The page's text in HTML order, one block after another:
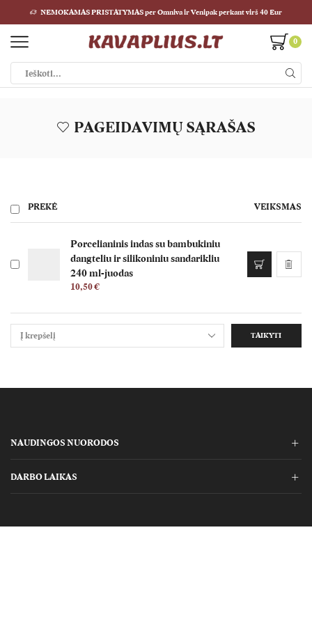
NEMOKAMAS PRISTATYMAS per Omniva ir Venipak perkant virš 40 Eur
0
PAGEIDAVIMŲ SĄRAŠAS
PREKĖ VEIKSMAS
Porcelianinis indas su bambukiniu
dangteliu ir silikoniniu sandarikliu
240 ml-juodas
10,50€
TAIKYTI
NAUDINGOS NUORODOS
DARBO LAIKAS